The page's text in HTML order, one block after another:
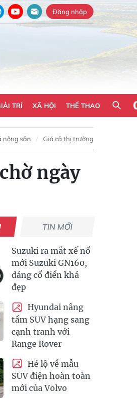
Đăng nhập
TRÍ XÃ HỘI THỂ THAO
nông sản Giá cả thị trường
ngày
TIN MỚI
Suzuki ra mắt xế nổ
mới Suzuki GN160,
dáng cổ điển khá
đẹp
Hyundai nâng
tầm SUV hạng sang
cạnh tranh với
Range Rover
Hé lộ về mẫu
SUV điện hoàn toàn
mới của Volvo